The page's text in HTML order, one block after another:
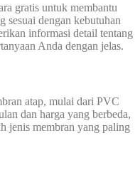
gratis untuk membantu
sesuai dengan kebutuhan
informasi detail tentang
Anda dengan jelas.
atap, mulai dari PVC
dan harga yang berbeda,
jenis membran yang paling